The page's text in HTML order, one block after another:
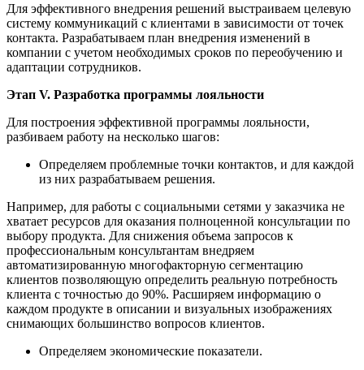
Для эффективного внедрения решений выстраиваем целевую
систему коммуникаций с клиентами в зависимости от точек
контакта. Разрабатываем план внедрения изменений в
компании с учетом необходимых сроков по переобучению и
адаптации сотрудников.
Этап V. Разработка программы лояльности
Для построения эффективной программы лояльности,
разбиваем работу на несколько шагов:
Определяем проблемные точки контактов, и для каждой
из них разрабатываем решения.
Например, для работы с социальными сетями у заказчика не
хватает ресурсов для оказания полноценной консультации по
выбору продукта. Для снижения объема запросов к
профессиональным консультантам внедряем
автоматизированную многофакторную сегментацию
клиентов позволяющую определить реальную потребность
клиента с точностью до 90%. Расширяем информацию о
каждом продукте в описании и визуальных изображениях
снимающих большинство вопросов клиентов.
Определяем экономические показатели.